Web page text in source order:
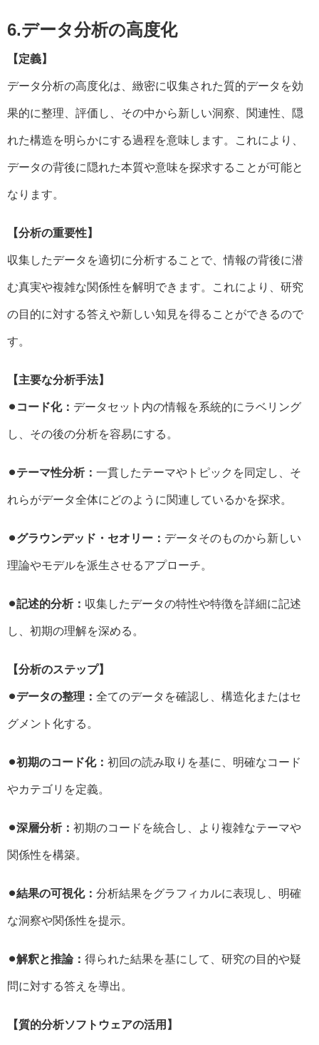
6.データ分析の高度化
【定義】
データ分析の高度化は、緻密に収集された質的データを効
果的に整理、評価し、その中から新しい洞察、関連性、隠
れた構造を明らかにする過程を意味します。これにより、
データの背後に隠れた本質や意味を探求することが可能と
なります。
【分析の重要性】
収集したデータを適切に分析することで、情報の背後に潜
む真実や複雑な関係性を解明できます。これにより、研究
の目的に対する答えや新しい知見を得ることができるので
す。
【主要な分析手法】
⚫︎コード化： データセット内の情報を系統的にラベリング
し、その後の分析を容易にする。
⚫︎テーマ性分析： 一貫したテーマやトピックを同定し、そ
れらがデータ全体にどのように関連しているかを探求。
⚫︎グラウンデッド・セオリー： データそのものから新しい
理論やモデルを派生させるアプローチ。
⚫︎記述的分析： 収集したデータの特性や特徴を詳細に記述
し、初期の理解を深める。
【分析のステップ】
⚫︎データの整理： 全てのデータを確認し、構造化またはセ
グメント化する。
⚫︎初期のコード化： 初回の読み取りを基に、明確なコード
やカテゴリを定義。
⚫︎深層分析： 初期のコードを統合し、より複雑なテーマや
関係性を構築。
⚫︎結果の可視化： 分析結果をグラフィカルに表現し、明確
な洞察や関係性を提示。
⚫︎解釈と推論： 得られた結果を基にして、研究の目的や疑
問に対する答えを導出。
【質的分析ソフトウェアの活用】